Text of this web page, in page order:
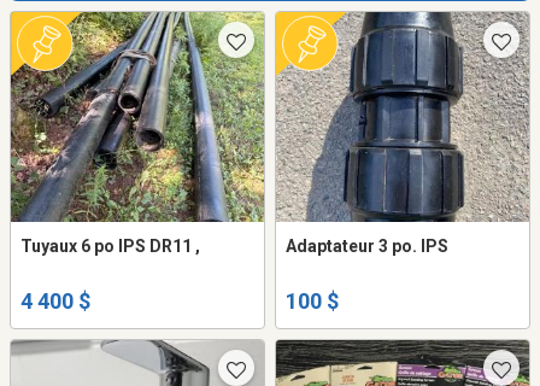
Tuyaux 6 po IPS DR11 ,
4 400 $
Adaptateur 3 po. IPS
100 $